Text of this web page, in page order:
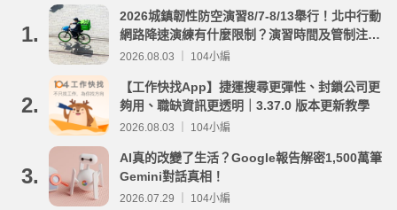
1.
2026城鎮韌性防空演習8/7-8/13舉行！北中行動
網路降速演練有什麼限制？演習時間及管制注意
事項整理
2026.08.03 ｜ 104小編
2.
【工作快找App】捷運搜尋更彈性、封鎖公司更
夠用、職缺資訊更透明｜3.37.0 版本更新教學
2026.08.03 ｜ 104小編
3.
AI真的改變了生活？Google報告解密1,500萬筆
Gemini對話真相！
2026.07.29 ｜ 104小編